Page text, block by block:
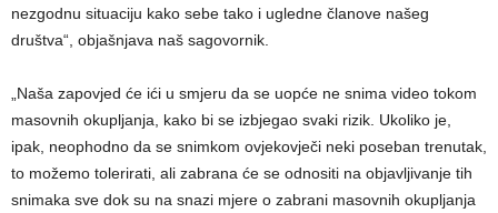
nezgodnu situaciju kako sebe tako i ugledne članove našeg
društva“, objašnjava naš sagovornik.
„Naša zapovjed će ići u smjeru da se uopće ne snima video tokom
masovnih okupljanja, kako bi se izbjegao svaki rizik. Ukoliko je,
ipak, neophodno da se snimkom ovjekovječi neki poseban trenutak,
to možemo tolerirati, ali zabrana će se odnositi na objavljivanje tih
snimaka sve dok su na snazi mjere o zabrani masovnih okupljanja